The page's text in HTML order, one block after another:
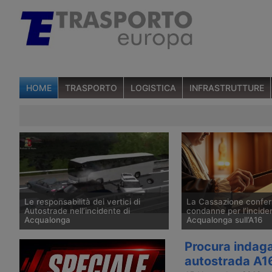
HOME TRASPORTO LOGISTICA INFRASTRUTTURE
Le responsabilità dei vertici di
Autostrade nell’incidente di
Acqualonga
La Cassazione ha pubblicato le
motivazioni della sentenza che ha
confermato le condanne di alcuni alti
La Cassazione
condanne per
Acqualonga sull’A16
L’11 aprile 2025 la
Cassazione ha
condanne per tutti gli
Procura
autostrada